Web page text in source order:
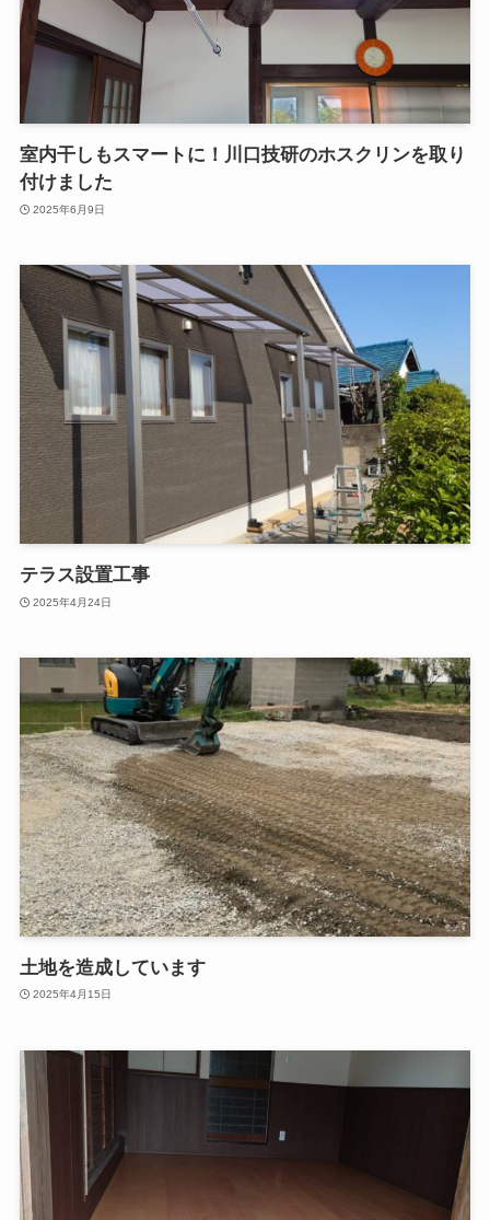
室内干しもスマートに！川口技研のホスクリンを取り
付けました
2025年6月9日
テラス設置工事
2025年4月24日
土地を造成しています
2025年4月15日